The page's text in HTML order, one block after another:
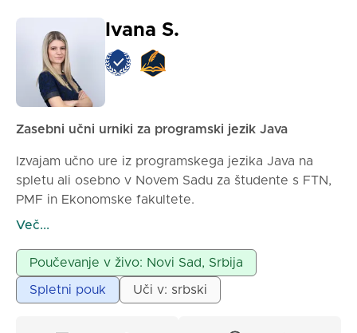
Ivana S.
Zasebni učni urniki za programski jezik Java
Izvajam učno ure iz programskega jezika Java na
spletu ali osebno v Novem Sadu za študente s FTN,
PMF in Ekonomske fakultete.
Ure so prilagojene tako, da vam olajšajo učenje
opraviti izpite.
Možno je rezervirati individualni čas, v paru ali v
manjši skupini. Za več informacij me lahko
Več...
Poučevanje v živo: Novi Sad, Srbija
Spletni pouk Uči v: srbski